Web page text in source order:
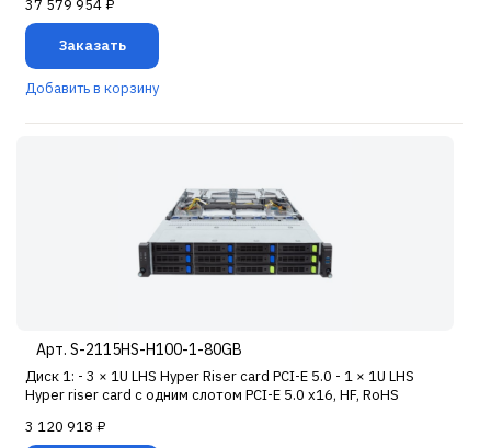
37 579 954 ₽
Заказать
Добавить в корзину
Арт. S-2115HS-H100-1-80GB
Диск 1: - 3 × 1U LHS Hyper Riser card PCI-E 5.0 - 1 × 1U LHS
Hyper riser card с одним слотом PCI-E 5.0 x16, HF, RoHS
3 120 918 ₽